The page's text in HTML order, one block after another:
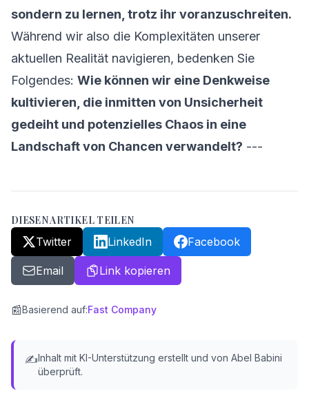
sondern zu lernen, trotz ihr voranzuschreiten.
Während wir also die Komplexitäten unserer
aktuellen Realität navigieren, bedenken Sie
Folgendes: Wie können wir eine Denkweise
kultivieren, die inmitten von Unsicherheit
gedeiht und potenzielles Chaos in eine
Landschaft von Chancen verwandelt? ---
DIESEN ARTIKEL TEILEN
Twitter LinkedIn Facebook
Email Link kopieren
📰Basierend auf:Fast Company
✍️Inhalt mit KI-Unterstützung erstellt und von Abel Babini
überprüft.